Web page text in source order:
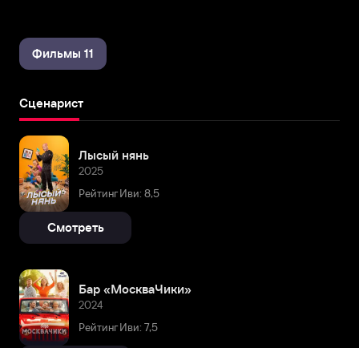
Фильмы 11
Сценарист
Лысый нянь
2025
Рейтинг Иви: 8,5
Смотреть
Бар «МоскваЧики»
2024
Рейтинг Иви: 7,5